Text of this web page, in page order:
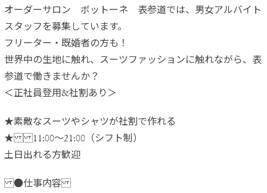
オーダーサロン ボットーネ 表参道では、男女アルバイト
スタッフを募集しています。
フリーター・既婚者の方も！
世界中の生地に触れ、スーツファッションに触れながら、表
参道で働きませんか？
＜正社員登用&社割あり＞
★素敵なスーツやシャツが社割で作れる
★ 11:00～21:00（シフト制）
土日出れる方歓迎
●仕事内容